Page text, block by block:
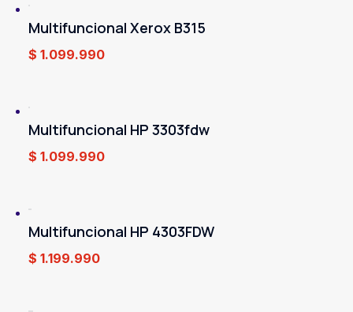
Multifuncional Xerox B315
$ 1.099.990
Multifuncional HP 3303fdw
$ 1.099.990
Multifuncional HP 4303FDW
$ 1.199.990